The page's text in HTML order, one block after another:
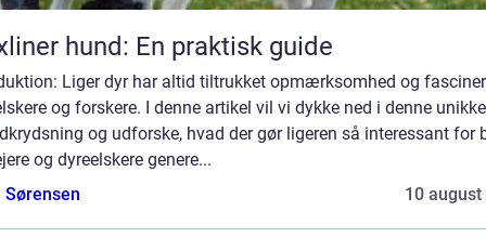
hund: En praktisk guide
Liger dyr har altid tiltrukket opmærksomhed og
og forskere. I denne artikel vil vi dykke ned i denne unikke
og udforske, hvad der gør ligeren så interessant for
og dyreelskere genere...
Sørensen
10 august